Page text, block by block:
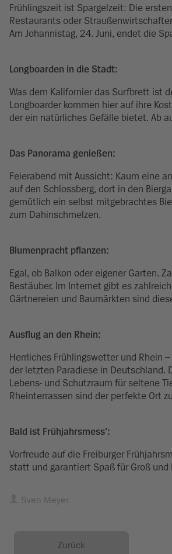
Frühlingszeit ist Spargelzeit: Die
Restaurants oder
Am Johannistag, 24. Juni, endet die
Longboarden in die Stadt:
Was dem Kalifornier das Surfbrett ist
Longboarder kommen hier auf ihre
der ein natürliches Gefälle bietet. Ab
Das Panorama genießen:
Feierabend mit Aussicht: Kaum eine
auf den Schlossberg, dort in den
gemütlich ein selbst mitgebrachtes
zum Dahinschmelzen.
Blumenpracht pflanzen:
Egal, ob Balkon oder eigener Garten.
Bestäuber. Im Internet gibt es
Gärtnereien und Baumärkten sind
Ausflug an den Rhein:
Herrliches Frühlingswetter und Rhein
der letzten Paradiese in Deutschland.
Lebens- und Schutzraum für seltene
Rheinterrassen sind der perfekte Ort
Bald ist Frühjahrsmess’:
Vorfreude auf die Freiburger
statt und garantiert Spaß für Groß und
Sven Meyer
Zurück